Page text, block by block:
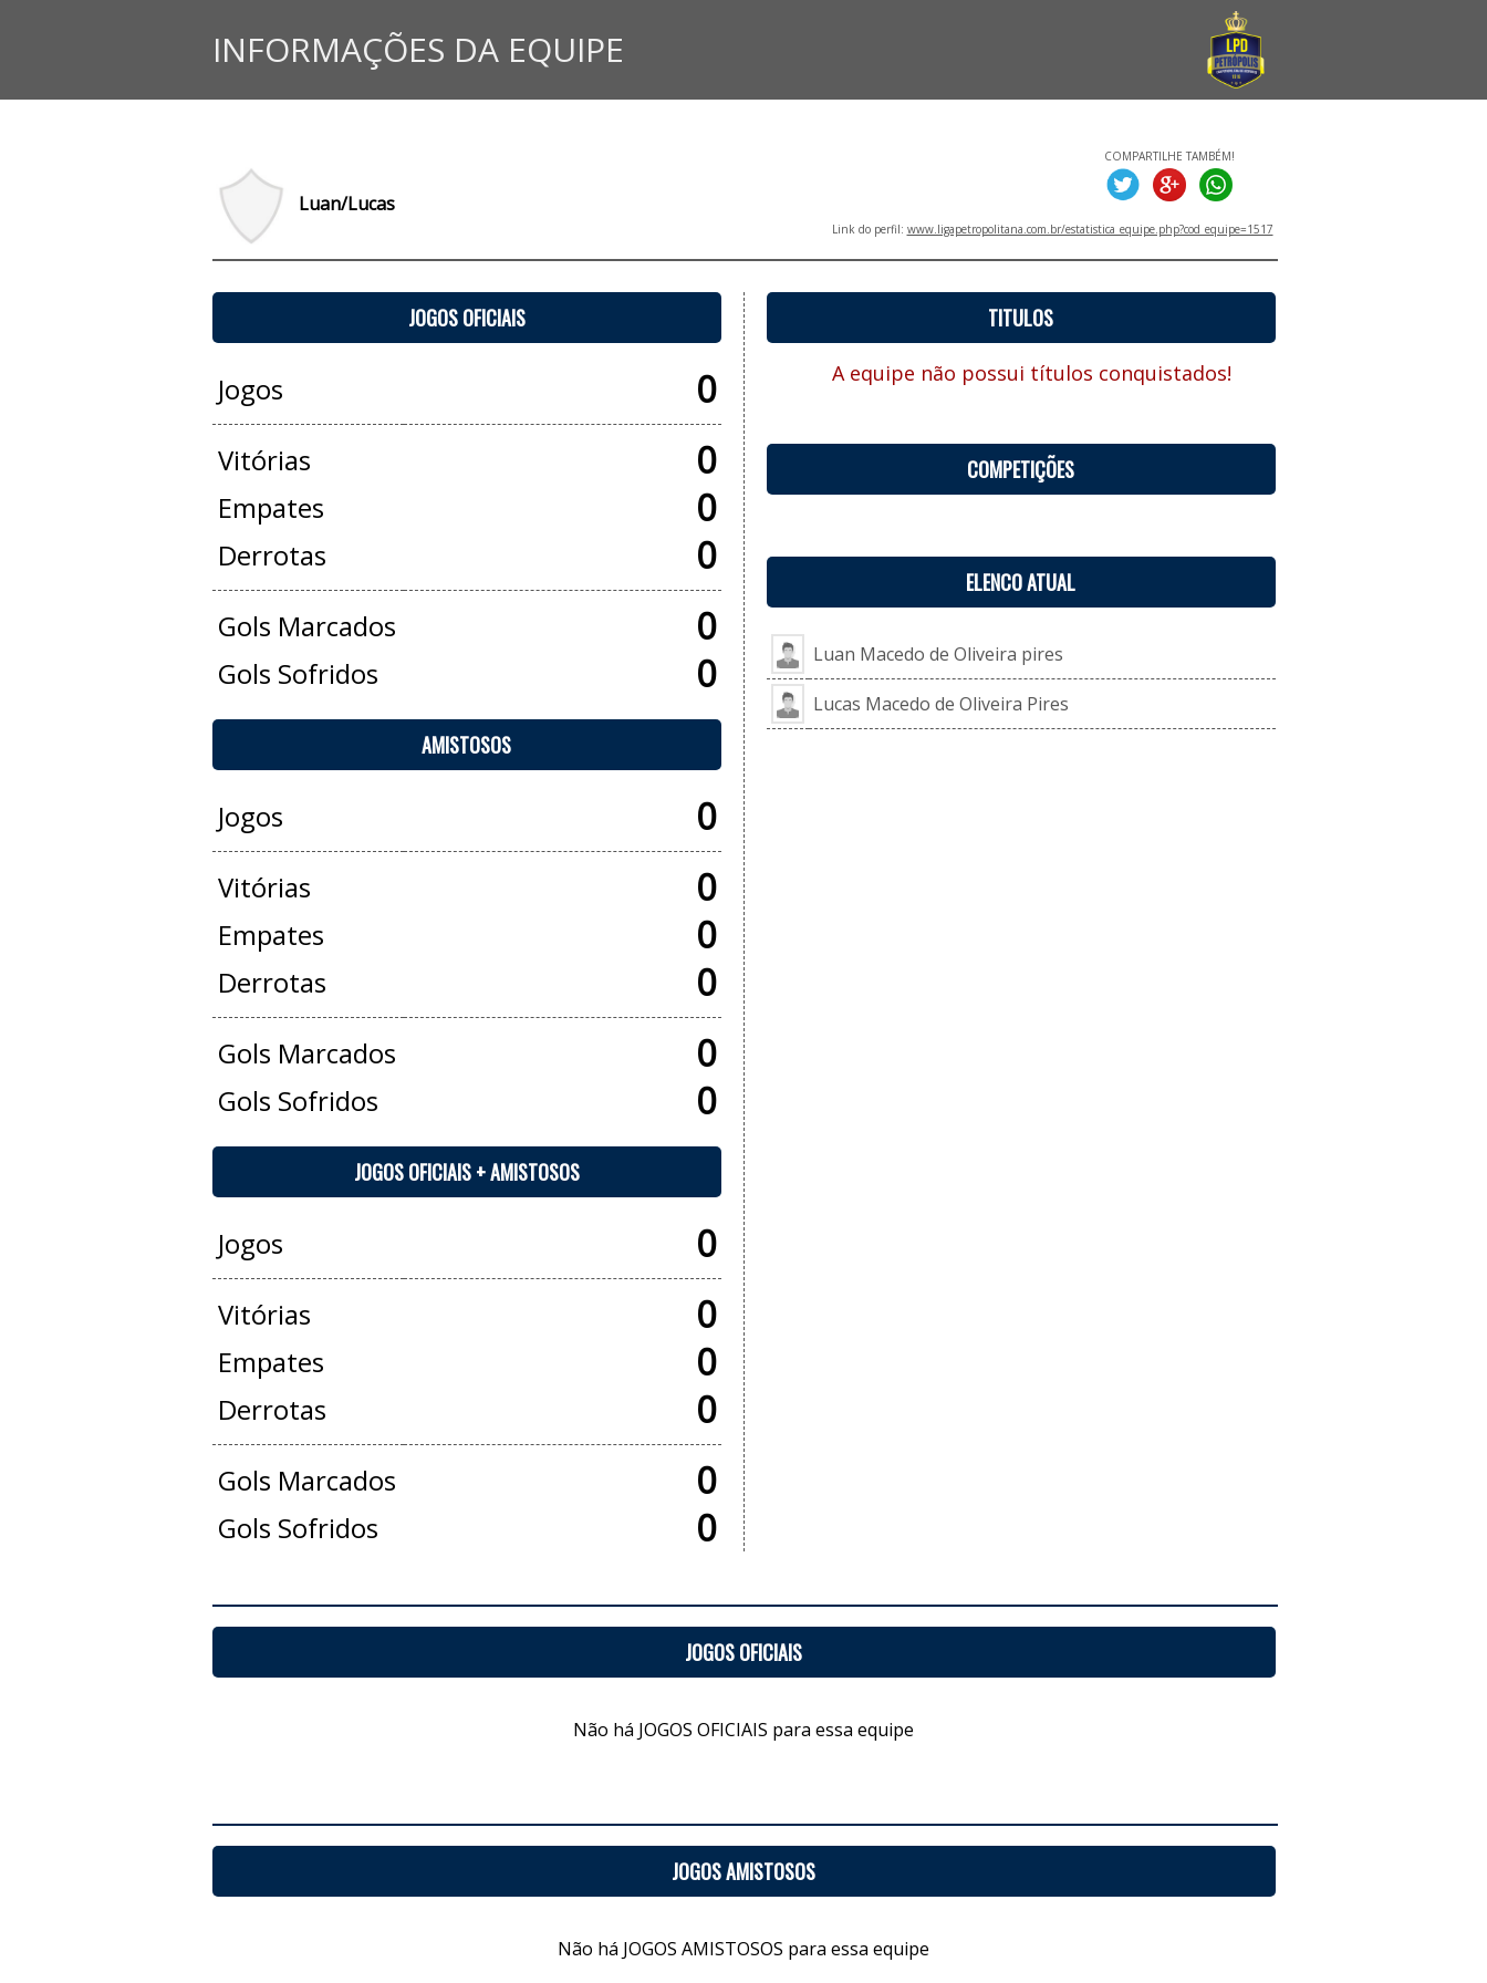
INFORMAÇÕES DA EQUIPE
Luan/Lucas
COMPARTILHE TAMBÉM!
Link do perfil: www.ligapetropolitana.com.br/estatistica_equipe.php?cod_equipe=1517
JOGOS OFICIAIS
Jogos 0
Vitórias 0
Empates 0
Derrotas 0
Gols Marcados 0
Gols Sofridos 0
AMISTOSOS
Jogos 0
Vitórias 0
Empates 0
Derrotas 0
Gols Marcados 0
Gols Sofridos 0
JOGOS OFICIAIS + AMISTOSOS
Jogos 0
Vitórias 0
Empates 0
Derrotas 0
Gols Marcados 0
Gols Sofridos 0
TITULOS
A equipe não possui títulos conquistados!
COMPETIÇÕES
ELENCO ATUAL
Luan Macedo de Oliveira pires
Lucas Macedo de Oliveira Pires
JOGOS OFICIAIS
Não há JOGOS OFICIAIS para essa equipe
JOGOS AMISTOSOS
Não há JOGOS AMISTOSOS para essa equipe